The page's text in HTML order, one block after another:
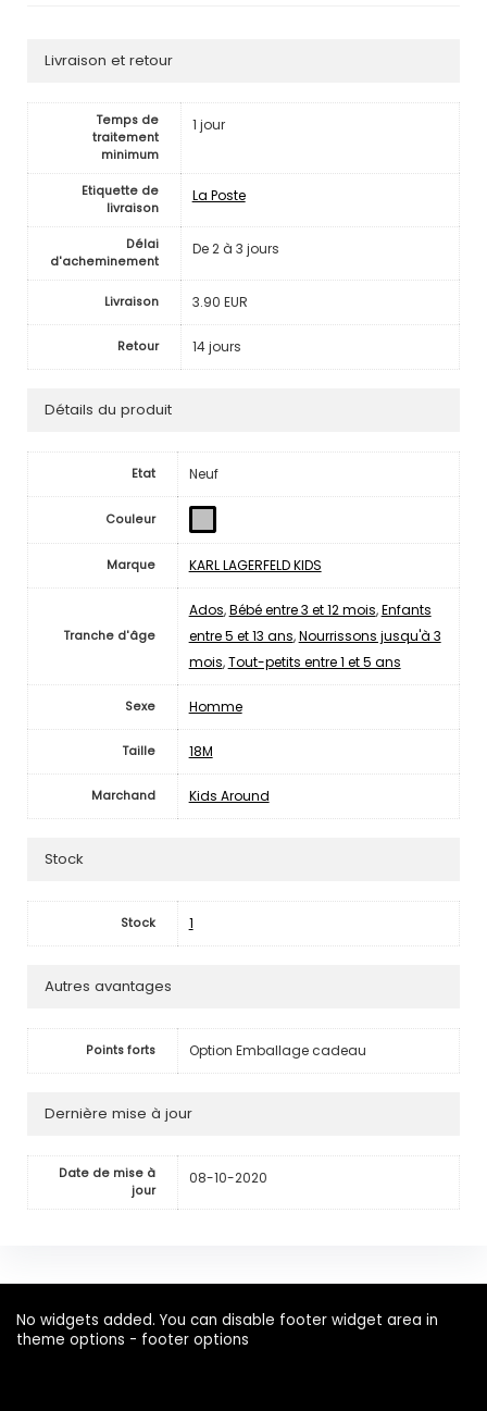
Livraison et retour
Temps de
traitement
minimum
1 jour
Etiquette de
livraison
La Poste
Délai
d'acheminement
De 2 à 3 jours
Livraison 3.90 EUR
Retour 14 jours
Détails du produit
Etat Neuf
Couleur
Marque KARL LAGERFELD KIDS
Tranche d'âge
Ados,Bébé entre 3 et 12 mois,Enfants
entre 5 et 13 ans,Nourrissons jusqu'à 3
mois,Tout-petits entre 1 et 5 ans
Sexe Homme
Taille 18M
Marchand Kids Around
Stock
Stock 1
Autres avantages
Points forts Option Emballage cadeau
Dernière mise à jour
Date de mise à
jour
08-10-2020
No widgets added. You can disable footer widget area in
theme options - footer options